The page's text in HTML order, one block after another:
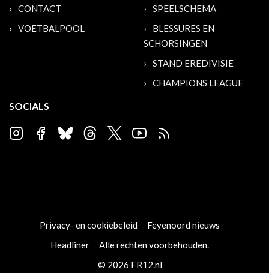
CONTACT
VOETBALPOOL
SPEELSCHEMA
BLESSURES EN
SCHORSINGEN
STAND EREDIVISIE
CHAMPIONS LEAGUE
SOCIALS
Privacy- en cookiebeleid
Feyenoord nieuws
Headliner
Alle rechten voorbehouden.
© 2026 FR12.nl